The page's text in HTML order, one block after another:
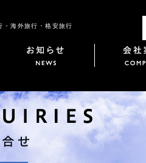
海外旅行・格安旅行